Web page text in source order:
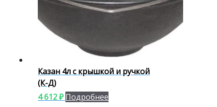
Казан 4л с крышкой и ручкой
(К-Д)
4 612₽ Подробнее